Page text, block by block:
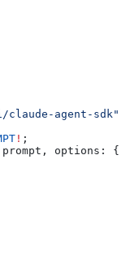
claude-agent-sdk"
! ;
prompt , options:
{